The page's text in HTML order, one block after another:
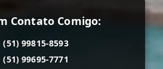
Contato Comigo:
(51) 99815-8593
(51) 99695-7771